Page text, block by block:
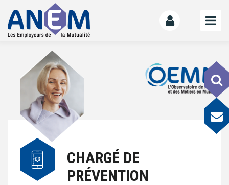
Notre mission
La gouvernance
L’équipe
La Mutualité
L’ESS
LE MANIFESTE
Les mutuelles donnent des ailes
CHARGÉ DE
PRÉVENTION